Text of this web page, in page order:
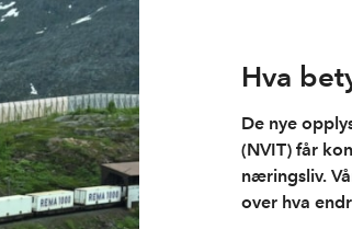
Hva
De nye
(NVIT) får
næringsliv.
over hva